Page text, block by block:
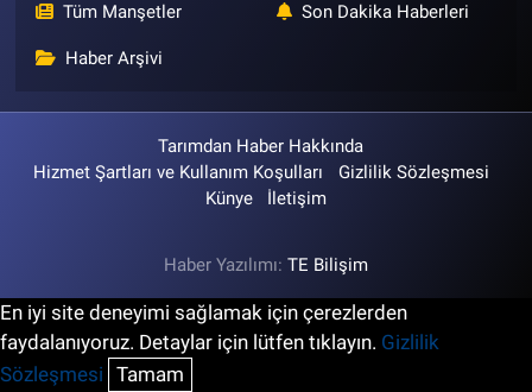
Tüm Manşetler Son Dakika Haberleri
Haber Arşivi
Tarımdan Haber Hakkında
Hizmet Şartları ve Kullanım Koşulları
Gizlilik Sözleşmesi
Künye
İletişim
Haber Yazılımı: TE Bilişim
En iyi site deneyimi sağlamak için çerezlerden
faydalanıyoruz. Detaylar için lütfen tıklayın. Gizlilik
Sözleşmesi Tamam